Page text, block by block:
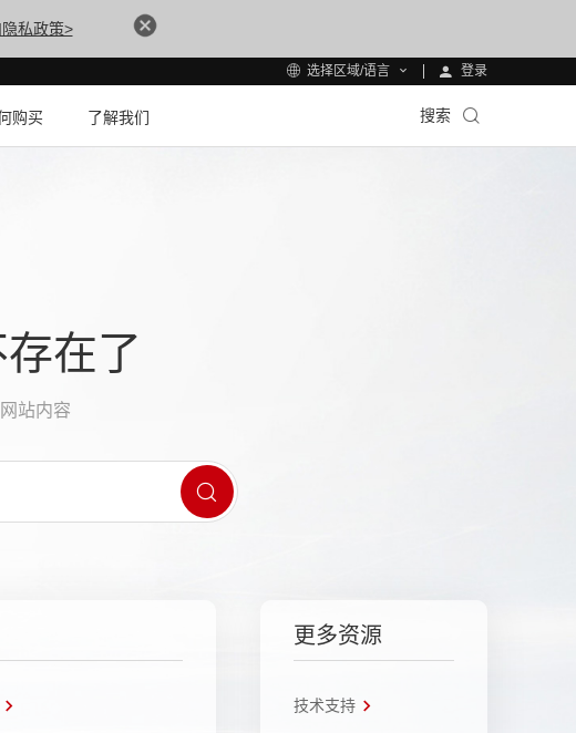
私政策>
选择区域/语言 登录
购买 了解我们 搜索
在了
站内容
更多资源
技术支持